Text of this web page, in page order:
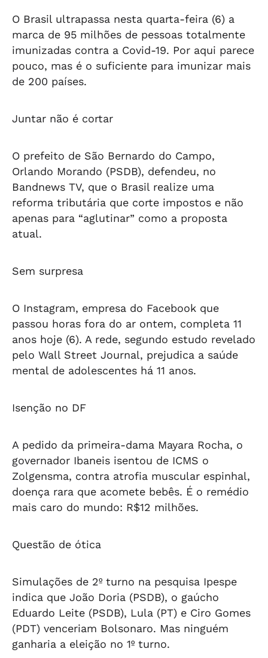
O Brasil ultrapassa nesta quarta-feira (6) a
marca de 95 milhões de pessoas totalmente
imunizadas contra a Covid-19. Por aqui parece
pouco, mas é o suficiente para imunizar mais
de 200 países.
Juntar não é cortar
O prefeito de São Bernardo do Campo,
Orlando Morando (PSDB), defendeu, no
Bandnews TV, que o Brasil realize uma
reforma tributária que corte impostos e não
apenas para “aglutinar” como a proposta
atual.
Sem surpresa
O Instagram, empresa do Facebook que
passou horas fora do ar ontem, completa 11
anos hoje (6). A rede, segundo estudo revelado
pelo Wall Street Journal, prejudica a saúde
mental de adolescentes há 11 anos.
Isenção no DF
A pedido da primeira-dama Mayara Rocha, o
governador Ibaneis isentou de ICMS o
Zolgensma, contra atrofia muscular espinhal,
doença rara que acomete bebês. É o remédio
mais caro do mundo: R$12 milhões.
Questão de ótica
Simulações de 2º turno na pesquisa Ipespe
indica que João Doria (PSDB), o gaúcho
Eduardo Leite (PSDB), Lula (PT) e Ciro Gomes
(PDT) venceriam Bolsonaro. Mas ninguém
ganharia a eleição no 1º turno.